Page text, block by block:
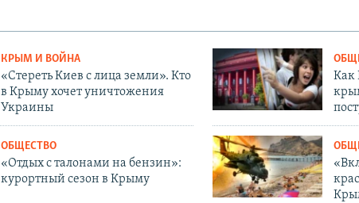
КРЫМ И ВОЙНА
«Стереть Киев с лица земли». Кто
в Крыму хочет уничтожения
Украины
Как
ОБЩЕСТВО
«Отдых с талонами на бензин»:
курортный сезон в Крыму